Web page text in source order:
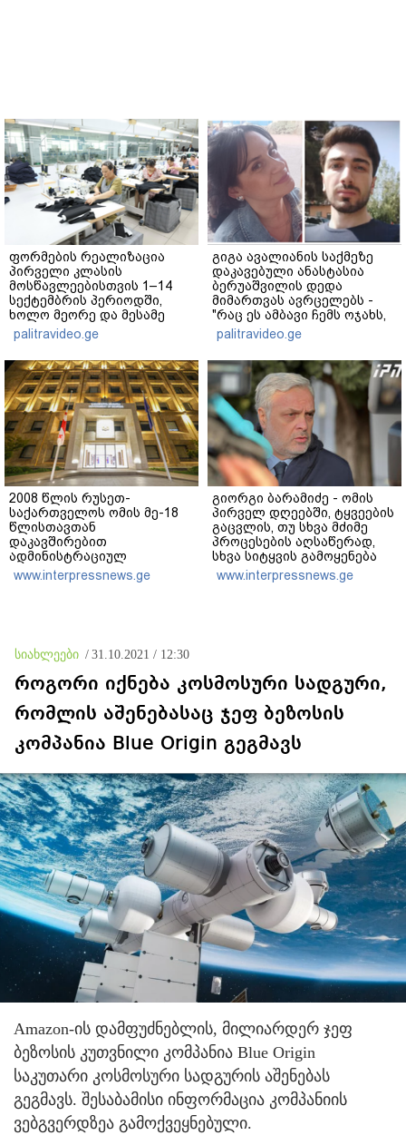
ფორმების რეალიზაცია
პირველი კლასის
მოსწავლეებისთვის 1–14
სექტემბრის პერიოდში,
ხოლო მეორე და მესამე
ეტაპებზე...
palitravideo.ge
გიგა ავალიანის საქმეზე
დაკავებული ანასტასია
ბერუაშვილის დედა
მიმართვას ავრცელებს -
"რაც ეს ამბავი ჩემს ოჯახს,
ჩემს ანასტასიას გადახდა
თავს, მის მერე მე მე არ
ვარ"
palitravideo.ge
2008 წლის რუსეთ-
საქართველოს ომის მე-18
წლისთავთან
დაკავშირებით
ადმინისტრაციულ
შენობებზე სახელმწიფო
დროშები დაეშვა
www.interpressnews.ge
გიორგი ბარამიძე - ომის
პირველ დღეებში, ტყვეების
გაცვლის, თუ სხვა მძიმე
პროცესების აღსაწერად,
სხვა სიტყვის გამოყენება
აჯობებდა - არასდროს
მითქვამს, რომ ჩვენები
www.interpressnews.ge
სიახლეები / 31.10.2021 / 12:30
როგორი იქნება კოსმოსური სადგური,
რომლის აშენებასაც ჯეფ ბეზოსის
კომპანია Blue Origin გეგმავს
Amazon-ის დამფუძნებლის, მილიარდერ ჯეფ
ბეზოსის კუთვნილი კომპანია Blue Origin
საკუთარი კოსმოსური სადგურის აშენებას
გეგმავს. შესაბამისი ინფორმაცია კომპანიის
ვებგვერდზეა გამოქვეყნებული.